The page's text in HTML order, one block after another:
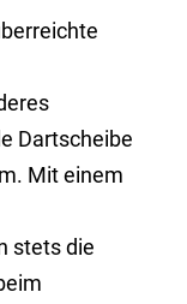
Dartscheibe
Mit einem
stets die